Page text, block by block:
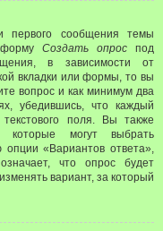
первого сообщения темы
формуСоздать опрос под
в зависимости от
вкладки или формы, то вы
вопрос и как минимум два
убедившись, что каждый
поля. Вы также
которые могут выбрать
«Вариантов ответа»,
что опрос будет
вариант, за который